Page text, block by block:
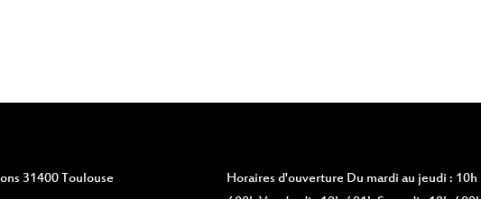
31400 Toulouse Horaires d'ouvertureDu mardi au jeudi : 10h